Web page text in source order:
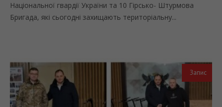
Національної гвардії України та 10 Гірсько- Штурмова
Бригада, які сьогодні захищають територіальну...
Запис